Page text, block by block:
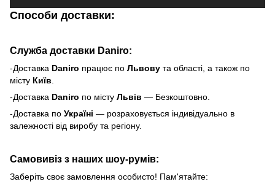
Способи доставки:
Служба доставки Daniro:
-Доставка Daniro працює по Львову та області, а також по
місту Київ
-Доставка Daniro по місту Львів — Безкоштовно.
-Доставка по Україні — розраховується індивідуально в
залежності від виробу та регіону.
Самовивіз з наших шоу-румів:
Заберіть своє замовлення особисто! Пам'ятайте: